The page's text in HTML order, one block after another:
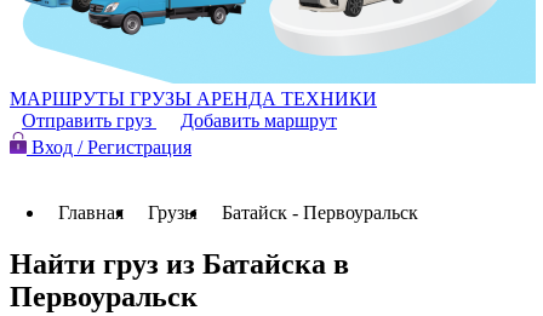
МАРШРУТЫ ГРУЗЫ АРЕНДА ТЕХНИКИ
Отправить груз
Добавить маршрут
Вход / Регистрация
Главная Грузы Батайск - Первоуральск
Найти груз из Батайска в
Первоуральск